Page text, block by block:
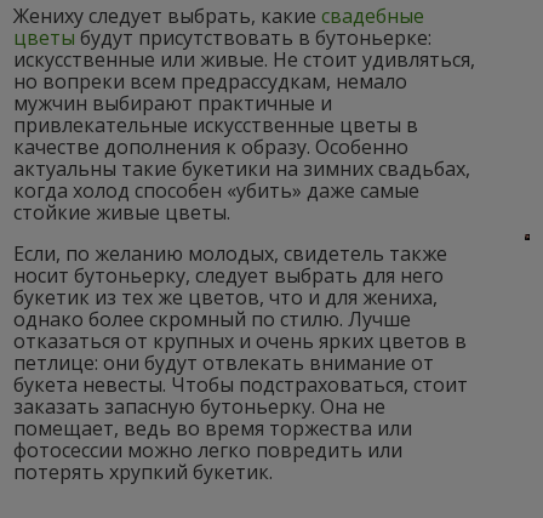
Жениху следует выбрать, какие свадебные
цветыбудут присутствовать в бутоньерке:
искусственные или живые. Не стоит удивляться,
но вопреки всем предрассудкам, немало
мужчин выбирают практичные и
привлекательные искусственные цветы в
качестве дополнения к образу. Особенно
актуальны такие букетики на зимних свадьбах,
когда холод способен «убить» даже самые
стойкие живые цветы.
Если, по желанию молодых, свидетель также
носит бутоньерку, следует выбрать для него
букетик из тех же цветов, что и для жениха,
однако более скромный по стилю. Лучше
отказаться от крупных и очень ярких цветов в
петлице: они будут отвлекать внимание от
букета невесты. Чтобы подстраховаться, стоит
заказать запасную бутоньерку. Она не
помещает, ведь во время торжества или
фотосессии можно легко повредить или
потерять хрупкий букетик.